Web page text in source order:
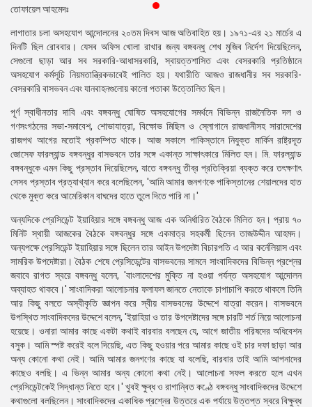
রিলিজ
প্রকাশনা
গ্যালারি
বিএনপি-
জামায়াত
সহিংসতা
সংগঠন
নির্বাচনী
ইশতেহার
তোফায়েল আহমেদঃ
লাগাতার চলা অসহযোগ আন্দোলনের ২০তম দিবস আজ অতিবাহিত হয়। ১৯৭১-এর ২১ মার্চের এ
দিনটি ছিল রোববার। যেসব অফিস খোলা রাখার জন্য বঙ্গবন্ধু শেখ মুজিব নির্দেশ দিয়েছিলেন,
সেগুলো ছাড়া আর সব সরকারি-আধাসরকারি, স্বায়ত্তশাসিত এবং বেসরকারি প্রতিষ্ঠানে
অসহযোগ কর্মসূচি নিয়মতান্ত্রিকভাবেই পালিত হয়। যথারীতি আজও রাজধানীর সব সরকারি-
বেসরকারি বাসভবন এবং যানবাহনগুলোয় কালো পতাকা উত্তোলিত ছিল।
পূর্ণ স্বাধীনতার দাবি এবং বঙ্গবন্ধু ঘোষিত অসহযোগের সমর্থনে বিভিন্ন রাজনৈতিক দল ও
গণসংগঠনের সভা-সমাবেশ, শোভাযাত্রা, বিক্ষোভ মিছিল ও স্লোগানে রাজধানীসহ সারাদেশের
রাজপথ আগের মতোই প্রকম্পিত থাকে। আজ সকালে পাকিস্তানে নিযুক্ত মার্কিন রাষ্ট্রদূত
জোসেফ ফারল্যান্ড বঙ্গবন্ধুর বাসভবনে তার সঙ্গে একান্ত সাক্ষাৎকারে মিলিত হন। মি. ফারল্যান্ড
বঙ্গবন্ধুকে এমন কিছু প্রস্তাব দিয়েছিলেন, যাতে বঙ্গবন্ধু তীব্র প্রতিক্রিয়া ব্যক্ত করে তৎক্ষণাৎ
সেসব প্রস্তাব প্রত্যাখ্যান করে বলেছিলেন, 'আমি আমার জনগণকে পাকিস্তানের শেয়ালদের হাত
থেকে মুক্ত করে আমেরিকান বাঘদের হাতে তুলে দিতে পারি না।'
অন্যদিকে প্রেসিডেন্ট ইয়াহিয়ার সঙ্গে বঙ্গবন্ধু আজ এক অনির্ধারিত বৈঠকে মিলিত হন। প্রায় ৭০
মিনিট স্থায়ী আজকের বৈঠকে বঙ্গবন্ধুর সঙ্গে একমাত্র সহকর্মী ছিলেন তাজউদ্দীন আহমদ।
অন্যপক্ষে প্রেসিডেন্ট ইয়াহিয়ার সঙ্গে ছিলেন তার আইন উপদেষ্টা বিচারপতি এ আর কর্নেলিয়াস এবং
সামরিক উপদেষ্টারা। বৈঠক শেষে প্রেসিডেন্টের বাসভবনের সামনে সাংবাদিকদের বিভিন্ন প্রশ্নের
জবাবে রাগত স্বরে বঙ্গবন্ধু বলেন, 'বাংলাদেশের মুক্তি না হওয়া পর্যন্ত অসহযোগ আন্দোলন
অব্যাহত থাকবে।' সাংবাদিকরা আলোচনার ফলাফল জানতে নেতাকে চাপাচাপি করতে থাকলে তিনি
আর কিছু বলতে অস্বীকৃতি জ্ঞাপন করে স্বীয় বাসভবনের উদ্দেশে যাত্রা করেন। বাসভবনে
উপস্থিত সাংবাদিকদের উদ্দেশে বলেন, 'ইয়াহিয়া ও তার উপদেষ্টাদের সঙ্গে চারটি শর্ত নিয়ে আলোচনা
হয়েছে। ওনারা আমার কাছে একটা কথাই বারবার বলছেন যে, আগে জাতীয় পরিষদের অধিবেশন
বসুক। আমি স্পষ্ট করেই বলে দিয়েছি, এত কিছু হওয়ার পরে আমার কাছে ওই চার দফা ছাড়া আর
অন্য কোনো কথা নেই। আমি আমার জনগণের কাছে যা বলেছি, বারবার তাই আমি আপনাদের
কাছেও বলছি। এ ভিন্ন আমার অন্য কোনো কথা নেই। আলোচনা সফল করতে হলে এখন
প্রেসিডেন্টকেই সিদ্ধান্ত নিতে হবে।' খুবই ক্ষুব্ধ ও রাগান্বিত কণ্ঠে বঙ্গবন্ধু সাংবাদিকদের উদ্দেশে
কথাগুলো বলছিলেন। সাংবাদিকদের একাধিক প্রশ্নের উত্তরে এক পর্যায়ে উত্তপ্ত স্বরে বিক্ষুব্ধ